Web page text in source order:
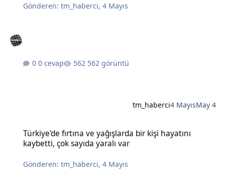
Gönderen:tm_haberci,4 Mayıs
0 cevap 562 görüntü
tm_haberci4 MayısMay 4
Türkiye'de fırtına ve yağışlarda bir kişi hayatını
kaybetti, çok sayıda yaralı var
Gönderen:tm_haberci,4 Mayıs